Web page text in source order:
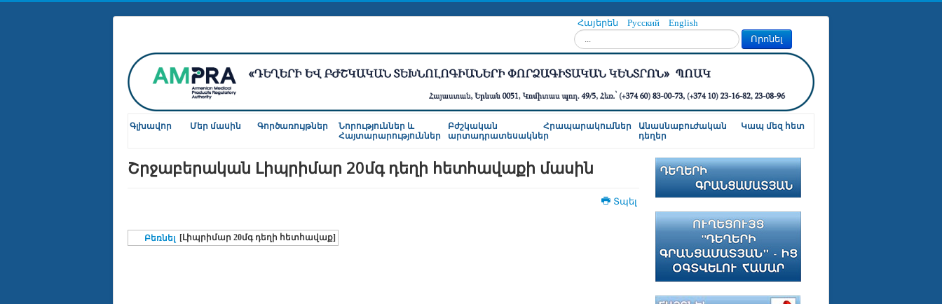
Հայերեն Русский English
Որոնել... Որոնել
Գլխավոր Մեր մասին Գործառույթներ
Նորություններ և
Հայտարարություններ
Բժշկական
արտադրատեսակներ
Հրապարակումներ
Անասնաբուժական
դեղեր
Կապ մեզ հետ
Շրջաբերական Լիպրիմար 20մգ դեղի հետհավաքի մասին
Տպել
Բեռնել [Լիպրիմար 20մգ դեղի հետհավաք]